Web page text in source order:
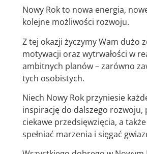
Nowy Rok to nowa energia,
kolejne możliwości rozwoju.
Z tej okazji życzymy Wam dużo
motywacji oraz wytrwałości w
ambitnych planów – zarówno
tych osobistych.
Niech Nowy Rok przyniesie
inspirację do dalszego rozwoju,
ciekawe przedsięwzięcia, a
spełniać marzenia i sięgać